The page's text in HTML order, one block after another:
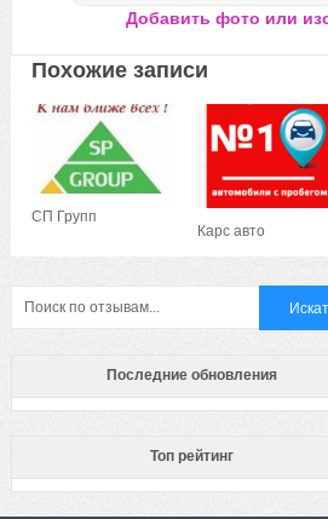
Добавить фото или
Похожие записи
СП Групп
Карс авто
Последние обновления
Топ рейтинг